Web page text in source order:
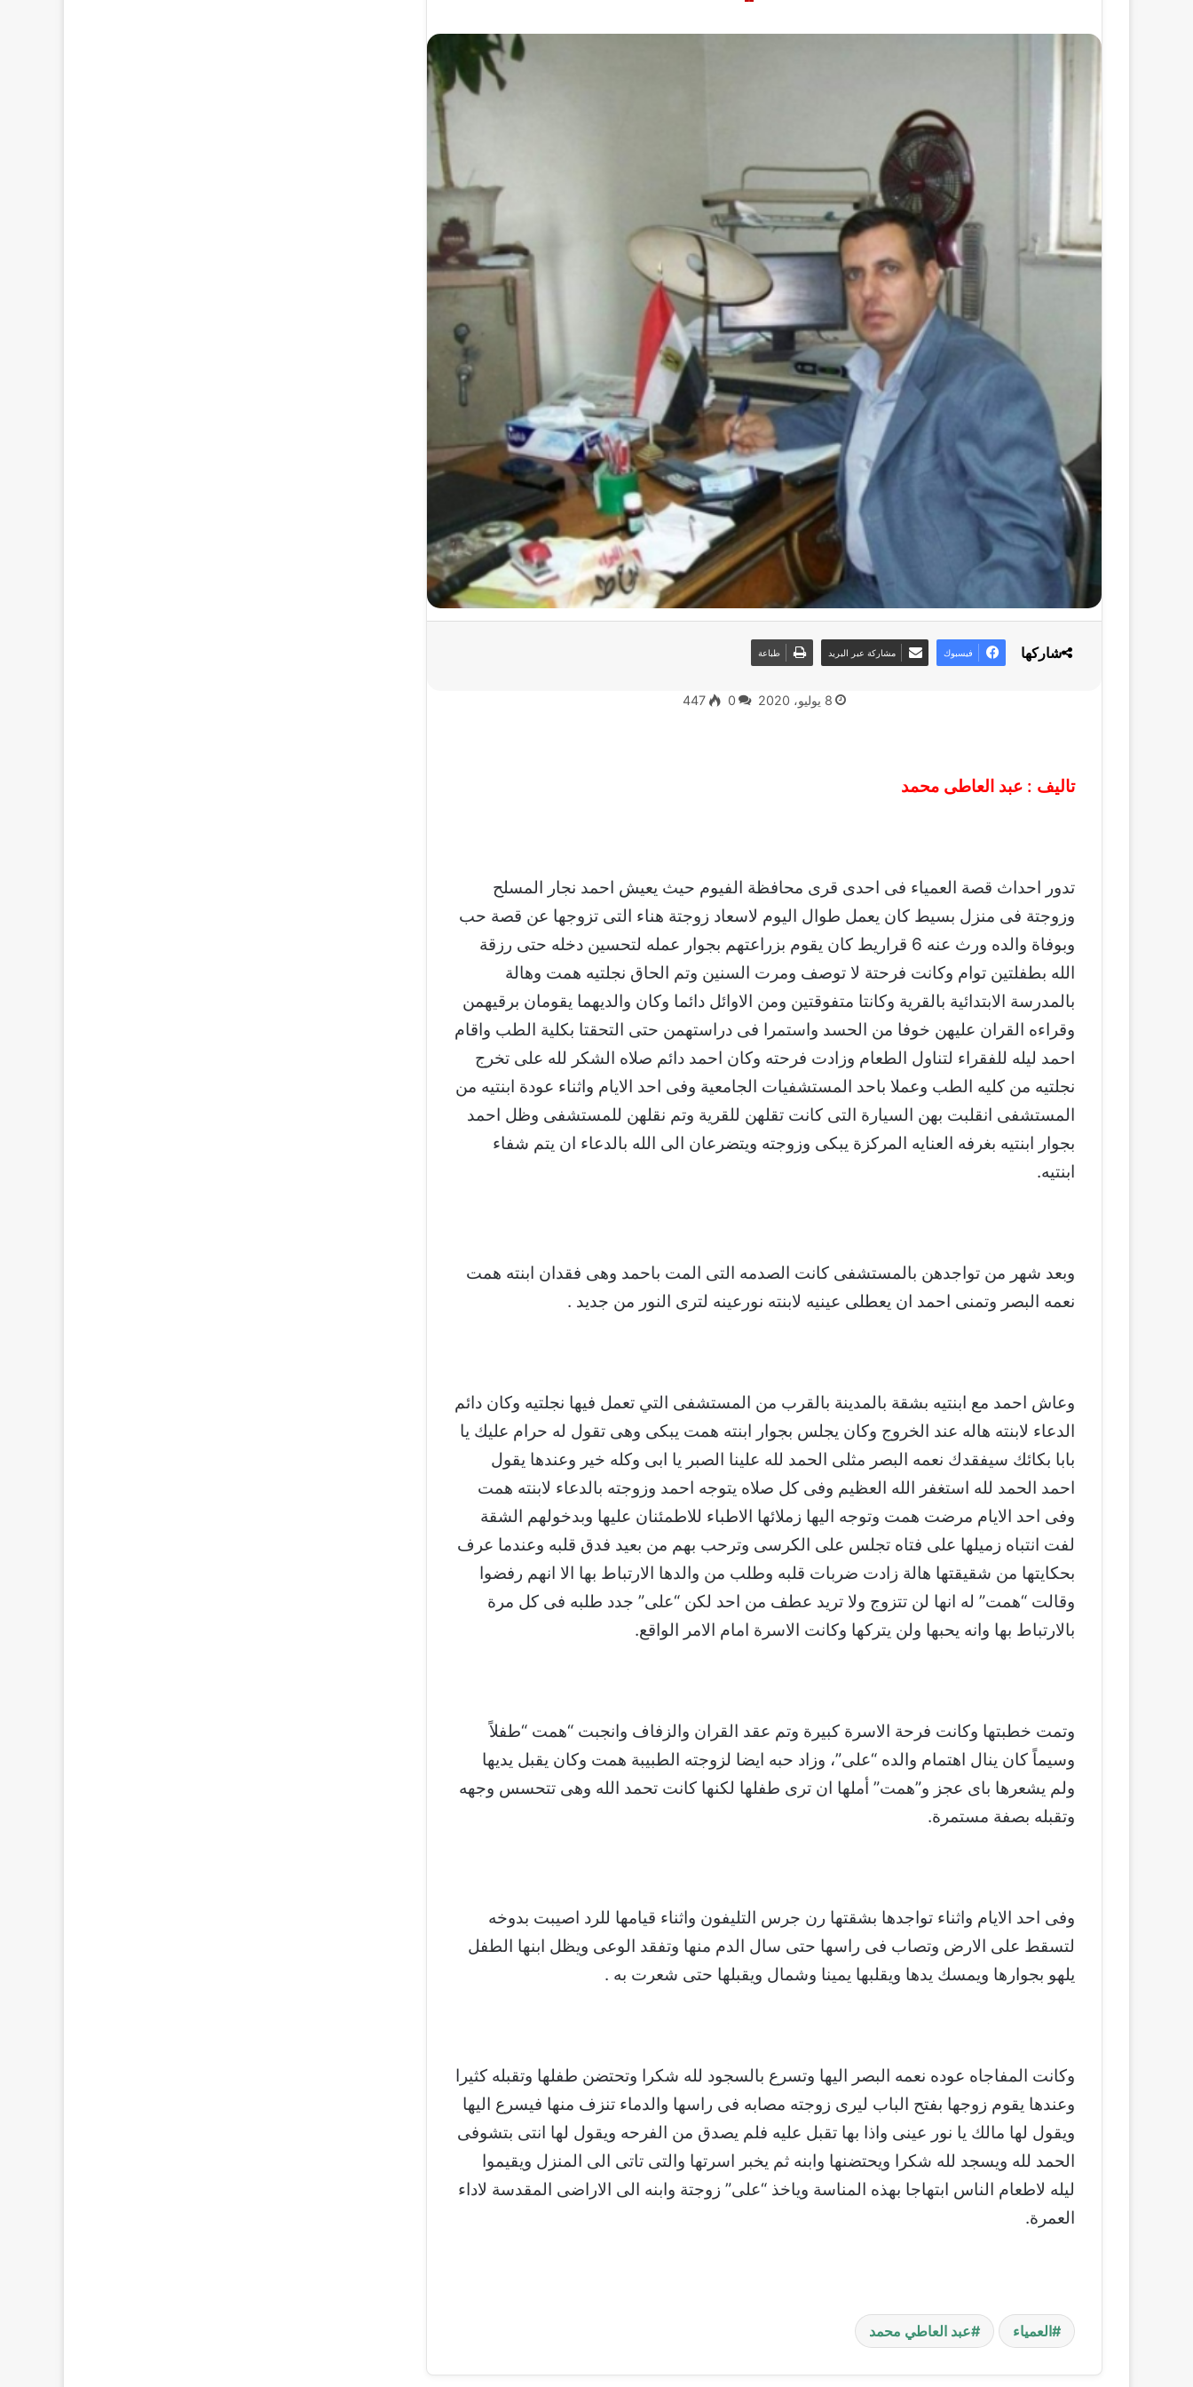
8 يوليو، 2020 0
447
تاليف : عبد العاطى محمد
تدور احداث قصة العمياء فى احدى قرى محافظة الفيوم حيث يعيش احمد نجار المسلح
وزوجتة فى منزل بسيط كان يعمل طوال اليوم لاسعاد زوجتة هناء التى تزوجها عن قصة حب
وبوفاة والده ورث عنه 6 قراريط كان يقوم بزراعتهم بجوار عمله لتحسين دخله حتى رزقة
الله بطفلتين توام وكانت فرحتة لا توصف ومرت السنين وتم الحاق نجلتيه همت وهالة
بالمدرسة الابتدائية بالقرية وكانتا متفوقتين ومن الاوائل دائما وكان والديهما يقومان برقيهمن
وقراءه القران عليهن خوفا من الحسد واستمرا فى دراستهمن حتى التحقتا بكلية الطب واقام
احمد ليله للفقراء لتناول الطعام وزادت فرحته وكان احمد دائم صلاه الشكر لله على تخرج
نجلتيه من كليه الطب وعملا باحد المستشفيات الجامعية وفى احد الايام واثناء عودة ابنتيه من
المستشفى انقلبت بهن السيارة التى كانت تقلهن للقرية وتم نقلهن للمستشفى وظل احمد
بجوار ابنتيه بغرفه العنايه المركزة يبكى وزوجته ويتضرعان الى الله بالدعاء ان يتم شفاء
ابنتيه.
وبعد شهر من تواجدهن بالمستشفى كانت الصدمه التى المت باحمد وهى فقدان ابنته همت
نعمه البصر وتمنى احمد ان يعطلى عينيه لابنته نورعينه لترى النور من جديد .
وعاش احمد مع ابنتيه بشقة بالمدينة بالقرب من المستشفى التي تعمل فيها نجلتيه وكان دائم
الدعاء لابنته هاله عند الخروج وكان يجلس بجوار ابنته همت يبكى وهى تقول له حرام عليك يا
بابا بكائك سيفقدك نعمه البصر مثلى الحمد لله علينا الصبر يا ابى وكله خير وعندها يقول
احمد الحمد لله استغفر الله العظيم وفى كل صلاه يتوجه احمد وزوجته بالدعاء لابنته همت
وفى احد الايام مرضت همت وتوجه اليها زملائها الاطباء للاطمئنان عليها وبدخولهم الشقة
لفت انتباه زميلها على فتاه تجلس على الكرسى وترحب بهم من بعيد فدق قلبه وعندما عرف
بحكايتها من شقيقتها هالة زادت ضربات قلبه وطلب من والدها الارتباط بها الا انهم رفضوا
وقالت “همت” له انها لن تتزوج ولا تريد عطف من احد لكن “على” جدد طلبه فى كل مرة
بالارتباط بها وانه يحبها ولن يتركها وكانت الاسرة امام الامر الواقع.
وتمت خطبتها وكانت فرحة الاسرة كبيرة وتم عقد القران والزفاف وانجبت “همت “طفلاً
وسيماً كان ينال اهتمام والده “على”، وزاد حبه ايضا لزوجته الطبيبة همت وكان يقبل يديها
ولم يشعرها باى عجز و”همت” أملها ان ترى طفلها لكنها كانت تحمد الله وهى تتحسس وجهه
وتقبله بصفة مستمرة.
وفى احد الايام واثناء تواجدها بشقتها رن جرس التليفون واثناء قيامها للرد اصيبت بدوخه
لتسقط على الارض وتصاب فى راسها حتى سال الدم منها وتفقد الوعى ويظل ابنها الطفل
يلهو بجوارها ويمسك يدها ويقلبها يمينا وشمال ويقبلها حتى شعرت به .
وكانت المفاجاه عوده نعمه البصر اليها وتسرع بالسجود لله شكرا وتحتضن طفلها وتقبله كثيرا
وعندها يقوم زوجها بفتح الباب ليرى زوجته مصابه فى راسها والدماء تنزف منها فيسرع اليها
ويقول لها مالك يا نور عينى واذا بها تقبل عليه فلم يصدق من الفرحه ويقول لها انتى بتشوفى
الحمد لله ويسجد لله شكرا ويحتضنها وابنه ثم يخبر اسرتها والتى تاتى الى المنزل ويقيموا
ليله لاطعام الناس ابتهاجا بهذه المناسة وياخذ “على” زوجتة وابنه الى الاراضى المقدسة لاداء
العمرة.
العمياء عبد العاطي محمد
شاركها فيسبوك مشاركة عبر البريد طباعة